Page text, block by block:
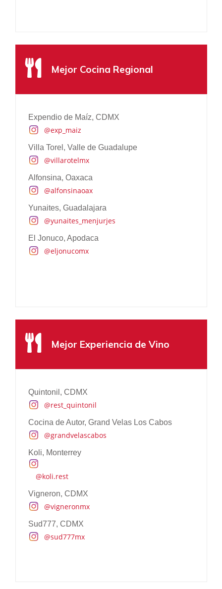
Mejor Cocina Regional
Expendio de Maíz, CDMX
@exp_maiz
Villa Torel, Valle de Guadalupe
@villarotelmx
Alfonsina, Oaxaca
@alfonsinaoax
Yunaites, Guadalajara
@yunaites_menjurjes
El Jonuco, Apodaca
@eljonucomx
Mejor Experiencia de Vino
Quintonil, CDMX
@rest_quintonil
Cocina de Autor, Grand Velas Los Cabos
@grandvelascabos
Koli, Monterrey
@koli.rest
Vigneron, CDMX
@vigneronmx
Sud777, CDMX
@sud777mx
Zadún, A Ritz Carlton Reserve, Los Cabos
The Cape, Los Cabos
Live Aqua San Miguel de Allende
Las Ventanas al Paraíso, Los Cabos
Montage, Los Cabos
Chablé Yucatán
La Casa Rodavento, Valle de Bravo
Japoneza Retreat, Tlaxcala
@japonezaretreat